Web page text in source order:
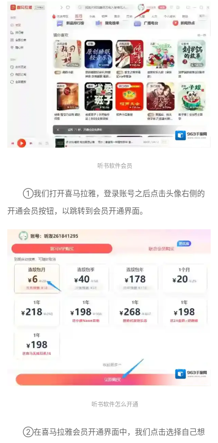
听书软件会员
①我们打开喜马拉雅，登录账号之后点击头像右侧的
开通会员按钮，以跳转到会员开通界面。
听书软件怎么开通
②在喜马拉雅会员开通界面中，我们点击选择自己想